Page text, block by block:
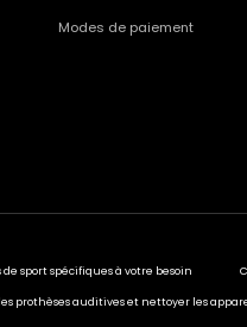
Modes de paiement
sport spécifiques à votre besoin
prothèses auditives et nettoyer les